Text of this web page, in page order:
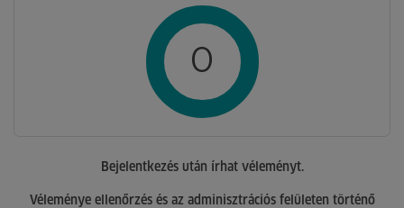
0
Bejelentkezés után írhat véleményt.
Véleménye ellenőrzés és az adminisztrációs felületen történő